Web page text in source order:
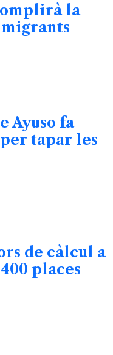
la
Ayuso fa
tapar les
de càlcul a
places